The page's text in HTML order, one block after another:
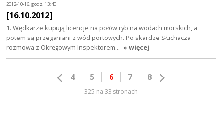
2012-10-16, godz. 13:40
[16.10.2012]
1. Wędkarze kupują licencje na połów ryb na wodach morskich, a
potem są przeganiani z wód portowych. Po skardze Słuchacza
rozmowa z Okręgowym Inspektorem… » więcej
4 5 6 7 8
325 na 33 stronach